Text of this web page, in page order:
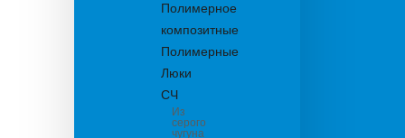
Полимерное
композитные
Полимерные
Люки
СЧ
Из
серого
чугуна